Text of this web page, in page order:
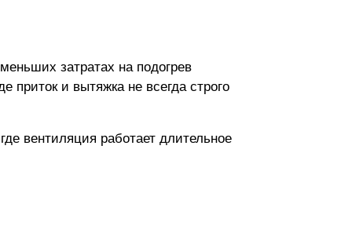
затратах на подогрев
приток и вытяжка не всегда строго
вентиляция работает длительное